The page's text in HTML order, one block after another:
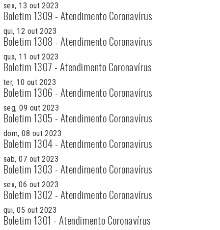
sex, 13 out 2023
Boletim 1309 - Atendimento Coronavírus
qui, 12 out 2023
Boletim 1308 - Atendimento Coronavírus
qua, 11 out 2023
Boletim 1307 - Atendimento Coronavírus
ter, 10 out 2023
Boletim 1306 - Atendimento Coronavírus
seg, 09 out 2023
Boletim 1305 - Atendimento Coronavírus
dom, 08 out 2023
Boletim 1304 - Atendimento Coronavírus
sab, 07 out 2023
Boletim 1303 - Atendimento Coronavírus
sex, 06 out 2023
Boletim 1302 - Atendimento Coronavírus
qui, 05 out 2023
Boletim 1301 - Atendimento Coronavírus